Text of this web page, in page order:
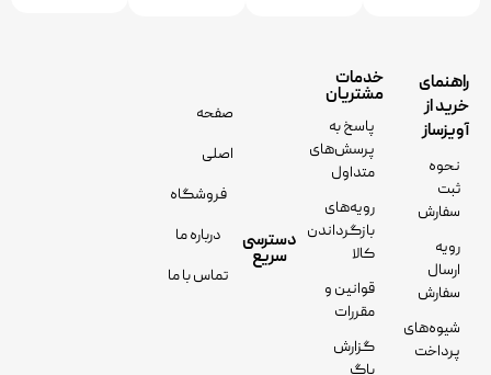
راهنمای
خرید از
آویزساز
نحوه
ثبت
سفارش
رویه
ارسال
سفارش
شیوه‌های
پرداخت
خدمات
مشتریان
پاسخ به
پرسش‌های
متداول
رویه‌های
بازگرداندن
کالا
قوانین و
مقررات
گزارش
دسترسی
سریع
صفحه
اصلی
فروشگاه
درباره ما
تماس با ما